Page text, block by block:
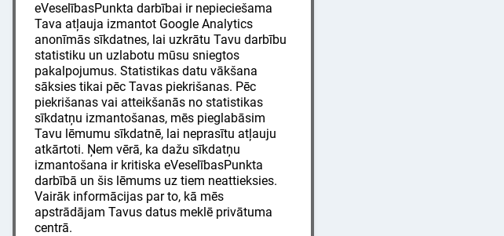
eVeselībasPunkta darbībai ir nepieciešama
Tava atļauja izmantot Google Analytics
anonīmās sīkdatnes, lai uzkrātu Tavu darbību
statistiku un uzlabotu mūsu sniegtos
pakalpojumus. Statistikas datu vākšana
sāksies tikai pēc Tavas piekrišanas. Pēc
piekrišanas vai atteikšanās no statistikas
sīkdatņu izmantošanas, mēs pieglabāsim
Tavu lēmumu sīkdatnē, lai neprasītu atļauju
atkārtoti. Ņem vērā, ka dažu sīkdatņu
izmantošana ir kritiska eVeselībasPunkta
darbībā un šis lēmums uz tiem neattieksies.
Vairāk informācijas par to, kā mēs
apstrādājam Tavus datus meklē privātuma
centrā.